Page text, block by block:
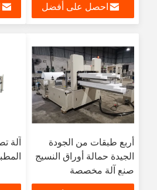
احصل على أفضل
أربع طبقات من الجودة
الجيدة حمالة أوراق النسيج
صنع آلة مخصصة
آلة